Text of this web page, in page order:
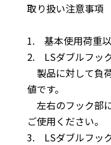
取り扱い注意事項
1. 基本使用荷重以
2. LSダブルフッ
製品に対して負
値です。
左右のフック部
ご使用ください。
3. LSダブルフッ